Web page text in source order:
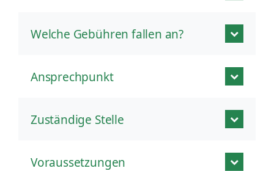
Welche Gebühren fallen an?
Ansprechpunkt
Zuständige Stelle
Voraussetzungen